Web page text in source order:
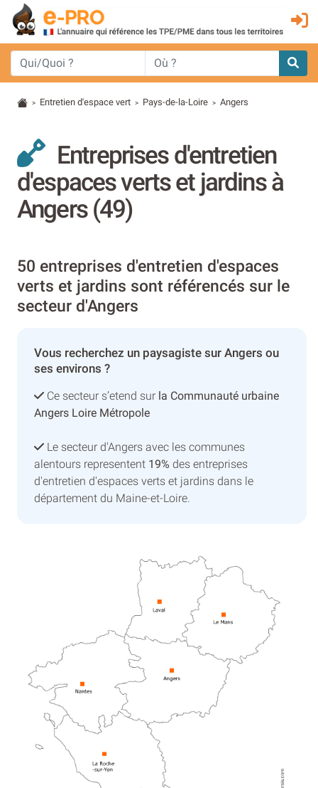
> Entretien d'espace vert > Pays-de-la-Loire > Angers
Entreprises d'entretien
d'espaces verts et jardins à
Angers (49)
50 entreprises d'entretien d'espaces
verts et jardins sont référencés sur le
secteur d'Angers
Vous recherchez un paysagiste sur Angers ou
ses environs ?
Ce secteur s’etend sur la Communauté urbaine
Angers Loire Métropole
Le secteur d'Angers avec les communes
alentours representent 19% des entreprises
d'entretien d'espaces verts et jardins dans le
département du Maine-et-Loire.